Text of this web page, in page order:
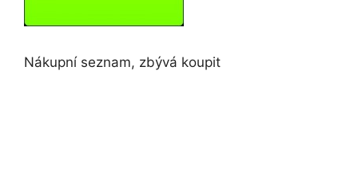
Nákupní seznam, zbývá koupit